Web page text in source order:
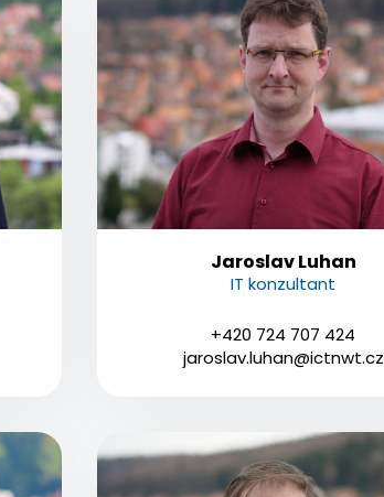
Jaroslav Luhan
IT konzultant
+420 724 707 424
jaroslav.luhan@ictnwt.cz